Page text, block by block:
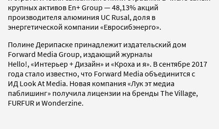
крупных активов En+ Group — 48,13% акций
производителя алюминия UC Rusal, доля в
энергетической компании «Евросибэнерго».
Полине Дерипаске принадлежит издательский дом
Forward Media Group, издающий журналы
Hello!, «Интерьер + Дизайн» и «Кроха и я». В сентябре 2017
года стало известно, что Forward Media объединится с
ИД Look At Media. Новая компания «Лук эт медиа
паблишинг» получила лицензии на бренды The Village,
FURFUR и Wonderzine.